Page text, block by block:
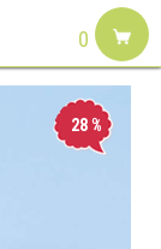
0
28 %